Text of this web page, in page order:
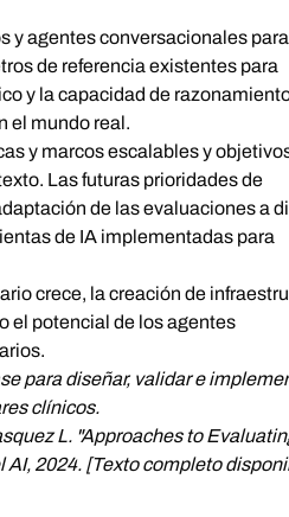
y agentes conversacionales
de referencia existentes para
y la capacidad de
el mundo real.
y marcos escalables y
Las futuras prioridades de
de las evaluaciones a
de IA implementadas para
crece, la creación de
el potencial de los agentes
para diseñar, validar e
clínicos.
L. "Approaches to
2024. [Texto completo